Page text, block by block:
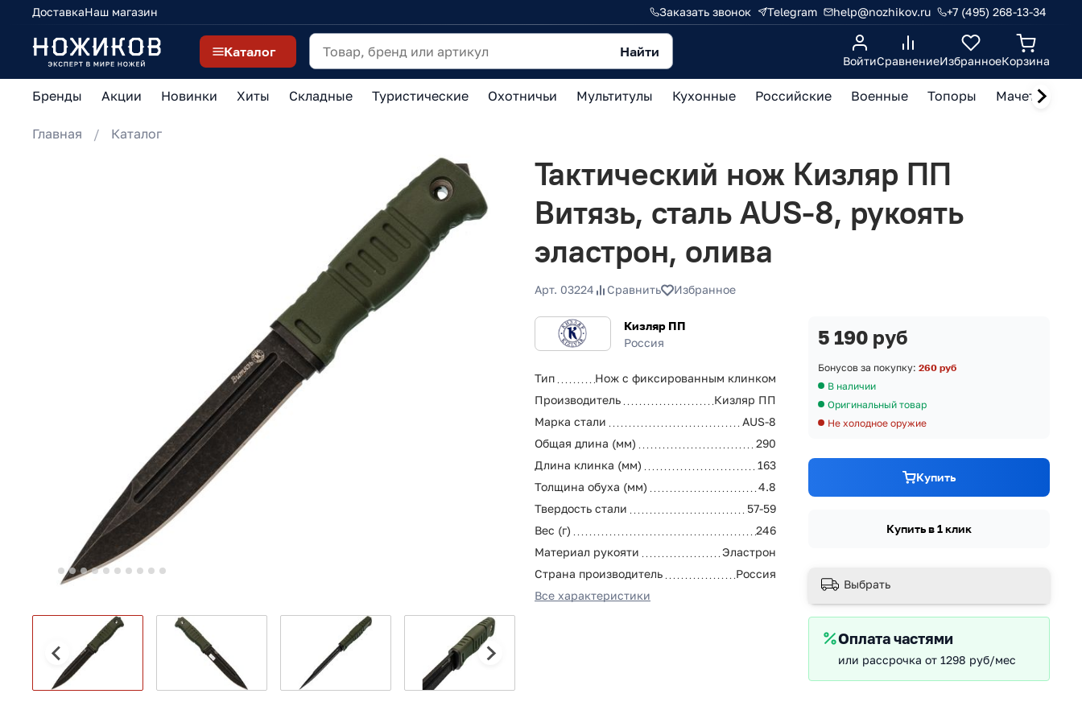
ДоставкаНаш магазин Заказать звонок Telegram help@nozhikov.ru +7 (495) 268-13-34
Каталог Найти
ВойтиСравнениеИзбранноеКорзина
Бренды Акции Новинки Хиты Складные Туристические Охотничьи Мультитулы Кухонные Российские Военные Топоры Мачете,
Главная Каталог
Тактический нож Кизляр ПП
Витязь, сталь AUS-8, рукоять
эластрон, олива
Арт. 03224 Сравнить Избранное
Кизляр ПП
Россия
Тип
Нож с фиксированным клинком
Производитель
Кизляр ПП
Марка стали
AUS-8
Общая длина (мм)
290
Длина клинка (мм)
163
Толщина обуха (мм)
4.8
Твердость стали
57-59
Вес (г)
246
Материал рукояти
Эластрон
Страна производитель
Россия
Все характеристики
5 190 руб
Бонусов за покупку: 260 руб
В наличии
Оригинальный товар
Не холодное оружие
Купить
Купить в 1 клик
Выбрать
Оплата частями
или рассрочка от 1298 руб/мес